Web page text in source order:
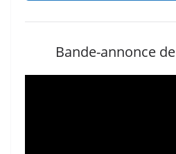
Bande-annonce de